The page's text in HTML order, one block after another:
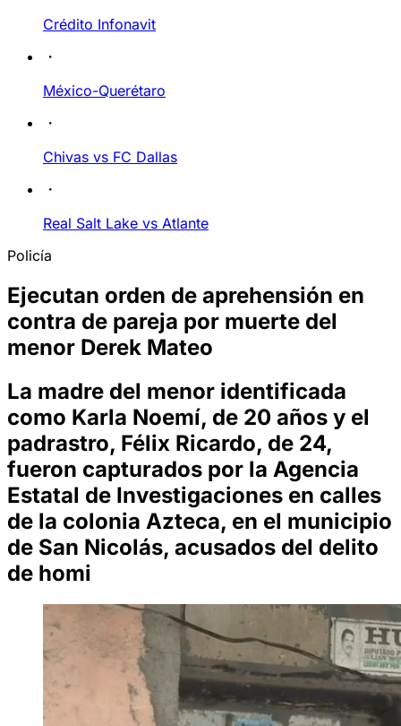
Crédito Infonavit
México-Querétaro
Chivas vs FC Dallas
Real Salt Lake vs Atlante
Policía
Ejecutan orden de aprehensión en
contra de pareja por muerte del
menor Derek Mateo
La madre del menor identificada
como Karla Noemí, de 20 años y el
padrastro, Félix Ricardo, de 24,
fueron capturados por la Agencia
Estatal de Investigaciones en calles
de la colonia Azteca, en el municipio
de San Nicolás, acusados del delito
de homi